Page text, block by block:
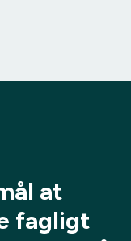
at
fagligt